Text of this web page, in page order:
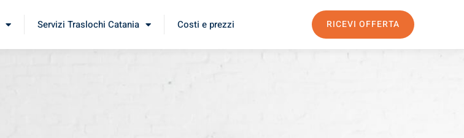
Servizi Traslochi Catania Costi e prezzi RICEVI OFFERTA